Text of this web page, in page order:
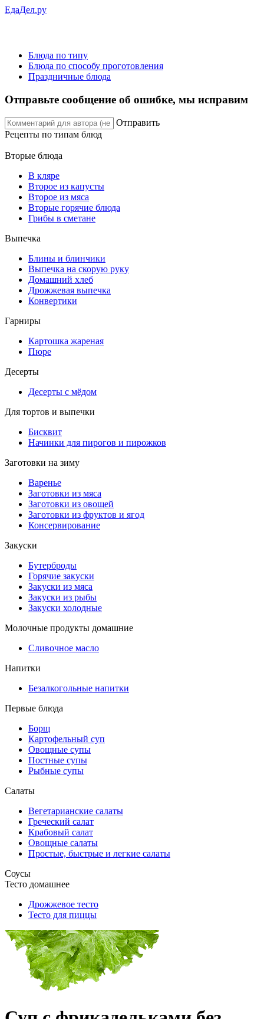
ЕдаДел.ру
Блюда по типу
Блюда по способу проготовления
Праздничные блюда
Отправьте сообщение об ошибке, мы исправим
Отправить
Рецепты по типам блюд
Вторые блюда
В кляре
Второе из капусты
Второе из мяса
Вторые горячие блюда
Грибы в сметане
Выпечка
Блины и блинчики
Выпечка на скорую руку
Домашний хлеб
Дрожжевая выпечка
Конвертики
Гарниры
Картошка жареная
Пюре
Десерты
Десерты с мёдом
Для тортов и выпечки
Бисквит
Начинки для пирогов и пирожков
Заготовки на зиму
Варенье
Заготовки из мяса
Заготовки из овощей
Заготовки из фруктов и ягод
Консервирование
Закуски
Бутерброды
Горячие закуски
Закуски из мяса
Закуски из рыбы
Закуски холодные
Молочные продукты домашние
Сливочное масло
Напитки
Безалкогольные напитки
Первые блюда
Борщ
Картофельный суп
Овощные супы
Постные супы
Рыбные супы
Салаты
Вегетарианские салаты
Греческий салат
Крабовый салат
Овощные салаты
Простые, быстрые и легкие салаты
Соусы
Тесто домашнее
Дрожжевое тесто
Тесто для пиццы